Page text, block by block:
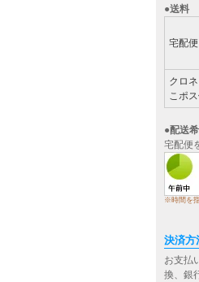
●送料
宅配便
クロ
こポ
●配送
宅配便
※時間を
決済方
お支払
換、銀